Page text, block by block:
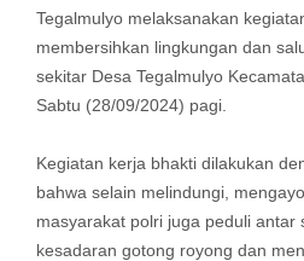
Tegalmulyo melaksanakan
membersihkan lingkungan dan
sekitar Desa Tegalmulyo
Sabtu (28/09/2024) pagi.
Kegiatan kerja bhakti dilakukan
bahwa selain melindungi,
masyarakat polri juga peduli antar
kesadaran gotong royong dan